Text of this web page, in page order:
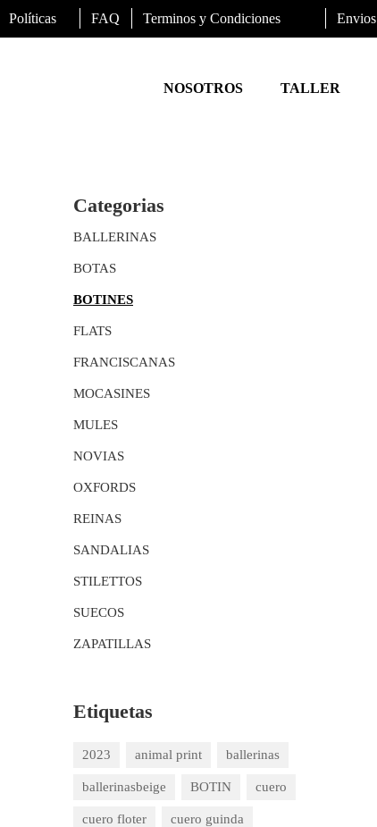
Políticas FAQ Terminos y Condiciones Envios
NOSOTROS TALLER
Categorias
BALLERINAS
BOTAS
BOTINES
FLATS
FRANCISCANAS
MOCASINES
MULES
NOVIAS
OXFORDS
REINAS
SANDALIAS
STILETTOS
SUECOS
ZAPATILLAS
Etiquetas
2023 animal print ballerinas
ballerinasbeige BOTIN cuero
cuero floter cuero guinda